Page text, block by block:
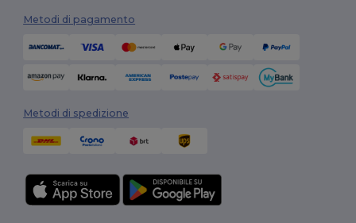
Metodi di pagamento
Metodi di spedizione